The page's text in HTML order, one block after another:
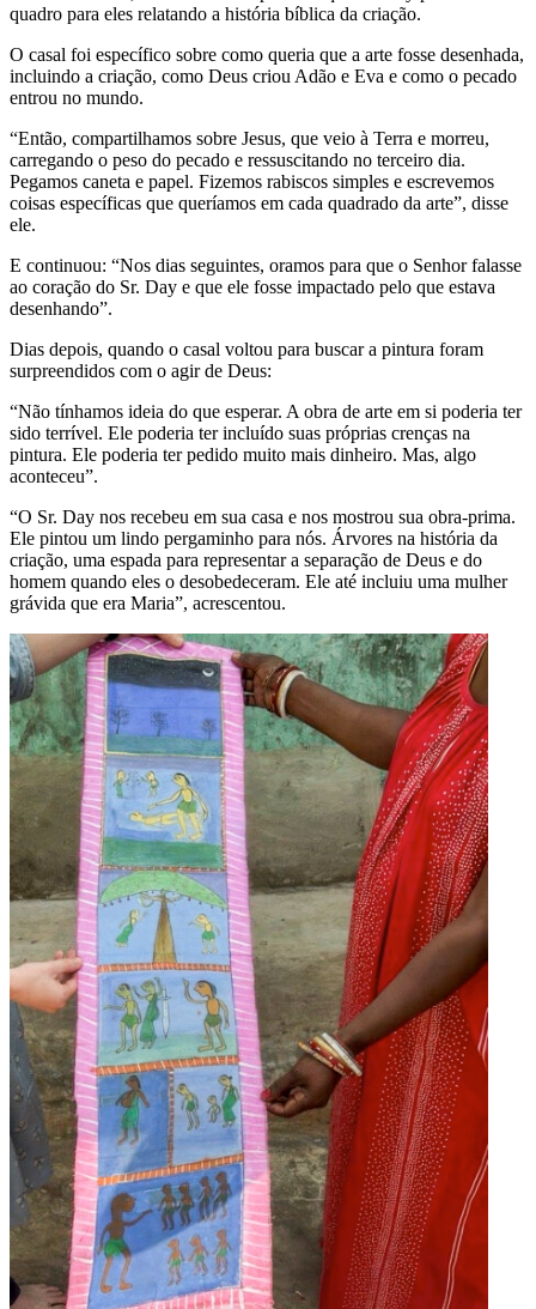
quadro para eles relatando a história bíblica da criação.
O casal foi específico sobre como queria que a arte fosse desenhada,
incluindo a criação, como Deus criou Adão e Eva e como o pecado
entrou no mundo.
“Então, compartilhamos sobre Jesus, que veio à Terra e morreu,
carregando o peso do pecado e ressuscitando no terceiro dia.
Pegamos caneta e papel. Fizemos rabiscos simples e escrevemos
coisas específicas que queríamos em cada quadrado da arte”, disse
ele.
E continuou: “Nos dias seguintes, oramos para que o Senhor falasse
ao coração do Sr. Day e que ele fosse impactado pelo que estava
desenhando”.
Dias depois, quando o casal voltou para buscar a pintura foram
surpreendidos com o agir de Deus:
“Não tínhamos ideia do que esperar. A obra de arte em si poderia ter
sido terrível. Ele poderia ter incluído suas próprias crenças na
pintura. Ele poderia ter pedido muito mais dinheiro. Mas, algo
aconteceu”.
“O Sr. Day nos recebeu em sua casa e nos mostrou sua obra-prima.
Ele pintou um lindo pergaminho para nós. Árvores na história da
criação, uma espada para representar a separação de Deus e do
homem quando eles o desobedeceram. Ele até incluiu uma mulher
grávida que era Maria”, acrescentou.